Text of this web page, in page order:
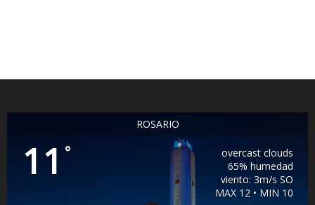
ROSARIO
11 °
overcast clouds
65% humedad
viento: 3m/s SO
MAX 12 • MIN 10